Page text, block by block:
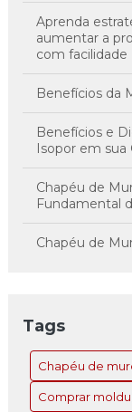
Aprenda
aumentar a
com facilidade
Benefícios da
Benefícios e
Isopor em sua
Chapéu de
Fundamental
Chapéu de
Chapéu de
Instalar o Ideal
Chapéu de
Tags
Chapéu de
Comprar